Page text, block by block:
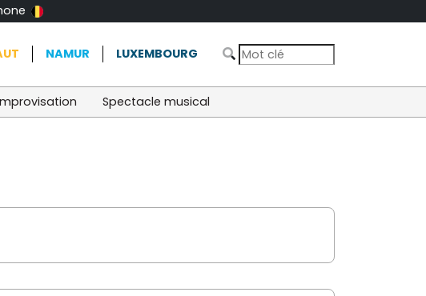
NAMUR LUXEMBOURG
Spectacle musical